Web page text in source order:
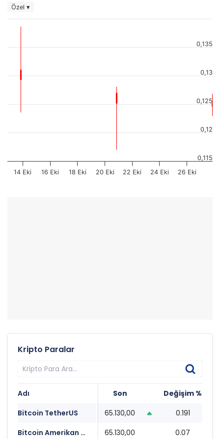
Özel ▾
14 Eki 16 Eki 18 Eki 20 Eki 22 Eki 24 Eki 26 Eki
0,115
0,12
0,125
0,13
0,135
Kripto Paralar
Adı Son Değişim %
Bitcoin TetherUS
65.130,00 0.191
Bitcoin Amerikan Doları
65.130,00 0.07